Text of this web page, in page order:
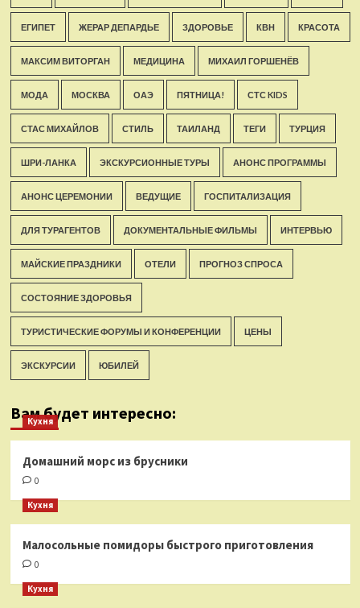
ЕГИПЕТ ЖЕРАР ДЕПАРДЬЕ ЗДОРОВЬЕ КВН КРАСОТА
МАКСИМ ВИТОРГАН МЕДИЦИНА МИХАИЛ ГОРШЕНЁВ
МОДА МОСКВА ОАЭ ПЯТНИЦА! СТС KIDS
СТАС МИХАЙЛОВ СТИЛЬ ТАИЛАНД ТЕГИ ТУРЦИЯ
ШРИ-ЛАНКА ЭКСКУРСИОННЫЕ ТУРЫ АНОНС ПРОГРАММЫ
АНОНС ЦЕРЕМОНИИ ВЕДУЩИЕ ГОСПИТАЛИЗАЦИЯ
ДЛЯ ТУРАГЕНТОВ ДОКУМЕНТАЛЬНЫЕ ФИЛЬМЫ ИНТЕРВЬЮ
МАЙСКИЕ ПРАЗДНИКИ ОТЕЛИ ПРОГНОЗ СПРОСА
СОСТОЯНИЕ ЗДОРОВЬЯ
ТУРИСТИЧЕСКИЕ ФОРУМЫ И КОНФЕРЕНЦИИ ЦЕНЫ
ЭКСКУРСИИ ЮБИЛЕЙ
Вам будет интересно:
Кухня
Домашний морс из брусники
0
Кухня
Малосольные помидоры быстрого приготовления
0
Кухня